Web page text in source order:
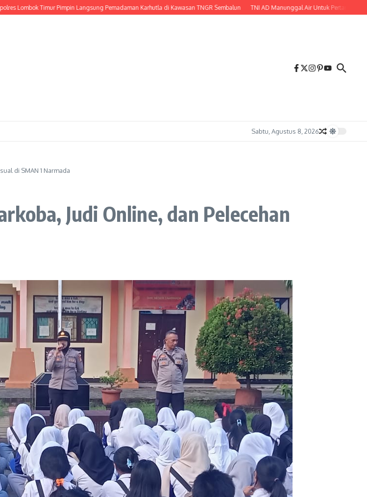
Lombok Timur Pimpin Langsung Pemadaman Karhutla di Kawasan TNGR Sembalun TNI AD Manunggal Air Untuk Pertanian,
Sabtu, Agustus 8, 2026
di SMAN 1 Narmada
Judi Online, dan Pelecehan